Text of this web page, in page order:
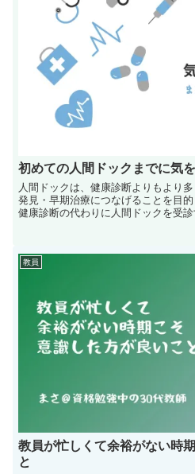
初めての人間ドックまでに気
人間ドックは、健康診断よりもより
発見・早期治療につなげることを目的
健康診断の代わりに人間ドックを受
教員
教員が忙しくて余裕がない時
と